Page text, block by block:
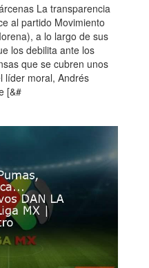
La transparencia
al partido Movimiento
a lo largo de sus
los debilita ante los
que se cubren unos
líder moral, Andrés
[&#